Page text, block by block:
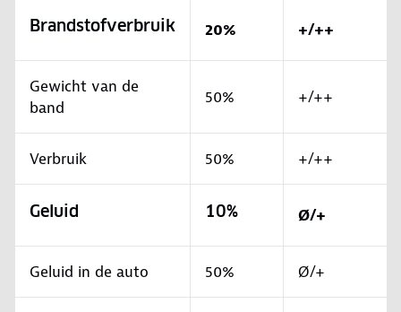
Brandstofverbruik 20% +/++
Gewicht van de
band
50% +/++
Verbruik 50% +/++
Geluid 10% Ø/+
Geluid in de auto 50% Ø/+